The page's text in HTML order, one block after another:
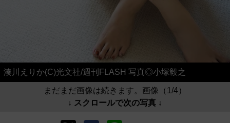
湊川えりか(C)光文社/週刊FLASH 写真◎小塚毅之
まだまだ画像は続きます。画像（1/4）
↓ スクロールで次の写真 ↓